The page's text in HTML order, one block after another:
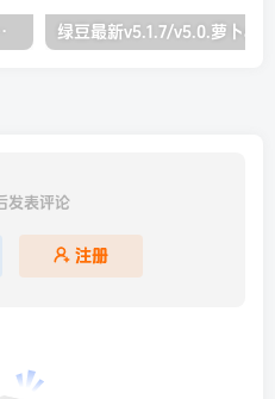
端）（亲测）
发表评论
注册